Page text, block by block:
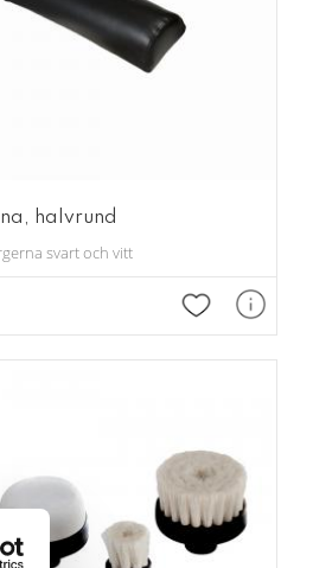
halvrund
svart och vitt
Lägg till i